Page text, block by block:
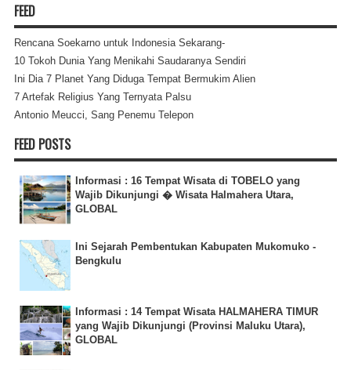
FEED
Rencana Soekarno untuk Indonesia Sekarang-
10 Tokoh Dunia Yang Menikahi Saudaranya Sendiri
Ini Dia 7 Planet Yang Diduga Tempat Bermukim Alien
7 Artefak Religius Yang Ternyata Palsu
Antonio Meucci, Sang Penemu Telepon
FEED POSTS
Informasi : 16 Tempat Wisata di TOBELO yang
Wajib Dikunjungi � Wisata Halmahera Utara,
GLOBAL
Ini Sejarah Pembentukan Kabupaten Mukomuko -
Bengkulu
Informasi : 14 Tempat Wisata HALMAHERA TIMUR
yang Wajib Dikunjungi (Provinsi Maluku Utara),
GLOBAL